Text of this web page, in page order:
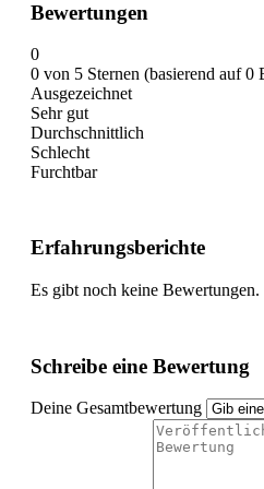
Bewertungen
0
0 von 5 Sternen (basierend auf 0
Ausgezeichnet
Sehr gut
Durchschnittlich
Schlecht
Furchtbar
Erfahrungsberichte
Es gibt noch keine
Schreibe eine Bewertung
Deine Gesamtbewertung